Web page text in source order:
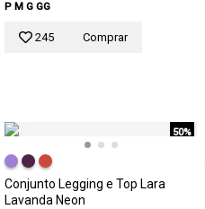
P M G GG
245 Comprar
50%
Conjunto Legging e Top Lara
Lavanda Neon